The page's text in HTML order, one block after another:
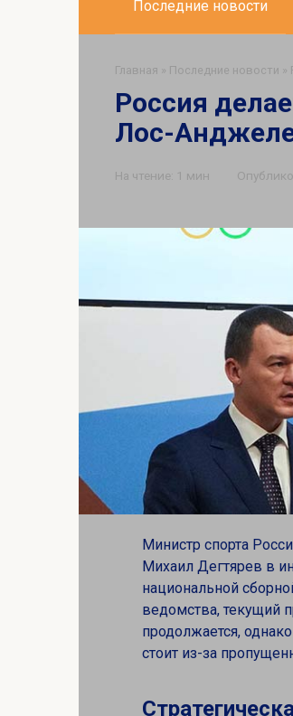
Последние новости
Главная » Последние новости »
Россия
Лос-
На чтение: 1 мин
Министр спорта
Михаил Дегтярев в
национальной
ведомства, текущий
продолжается,
стоит из-за